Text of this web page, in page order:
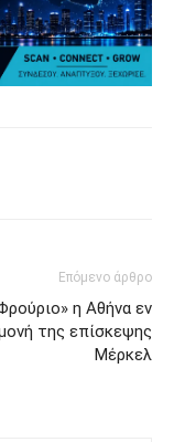
Επόμενο άρθρο
η Αθήνα εν
της επίσκεψης
Μέρκελ